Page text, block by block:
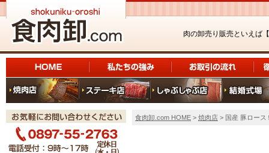
肉の卸売り販売といえば【
食肉卸.com HOME > 焼肉店 > 国産 豚ロー